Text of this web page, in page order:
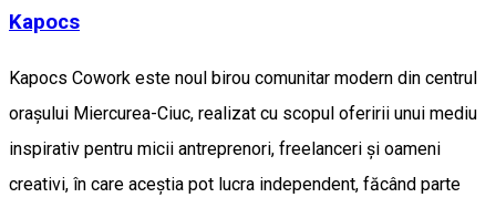
Kapocs
Kapocs Cowork este noul birou comunitar modern din centrul
oraşului Miercurea-Ciuc, realizat cu scopul oferirii unui mediu
inspirativ pentru micii antreprenori, freelanceri şi oameni
creativi, în care aceştia pot lucra independent, făcând parte